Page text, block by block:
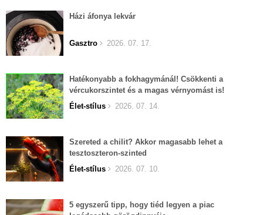
Házi áfonya lekvár
Gasztro 2026. 07. 17.
Hatékonyabb a fokhagymánál! Csökkenti a
vércukorszintet és a magas vérnyomást is!
Élet-stílus
2026. 07. 14.
Szereted a chilit? Akkor magasabb lehet a
tesztoszteron-szinted
Élet-stílus
2026. 07. 10.
5 egyszerű tipp, hogy tiéd legyen a piac